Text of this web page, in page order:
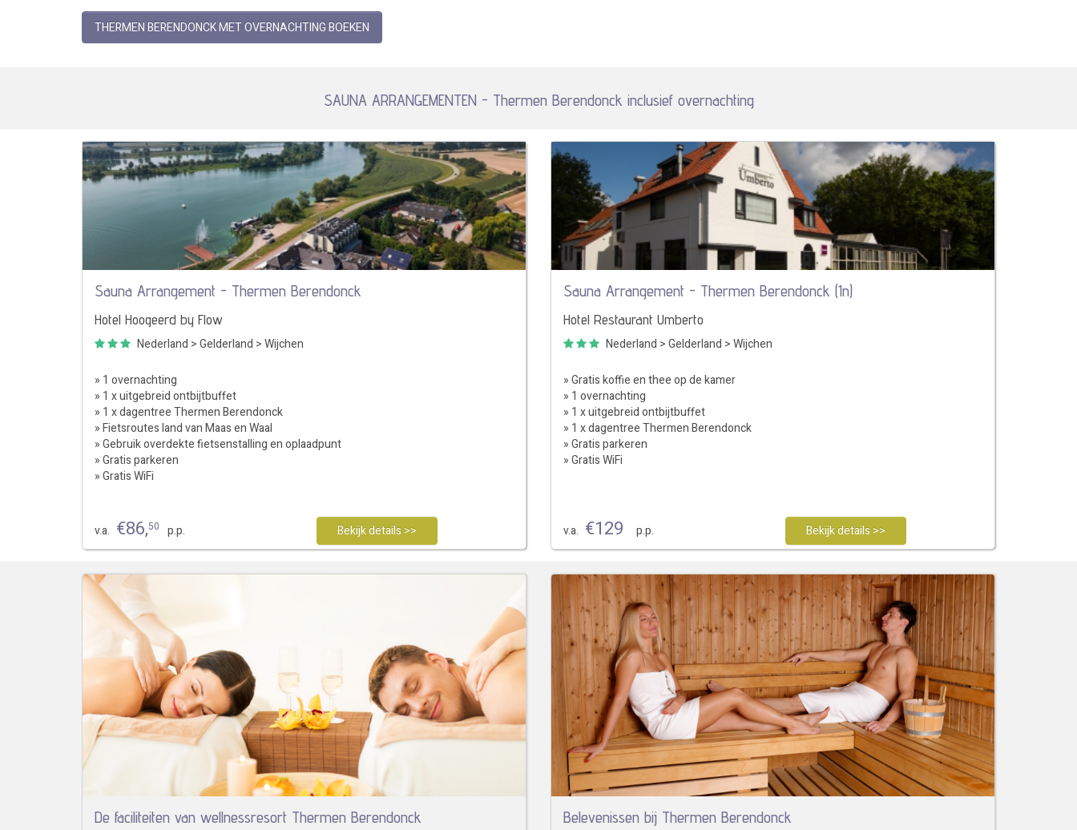
THERMEN BERENDONCK MET OVERNACHTING BOEKEN
SAUNA ARRANGEMENTEN - Thermen Berendonck inclusief overnachting
Sauna Arrangement - Thermen Berendonck
Hotel Hoogeerd by Flow
Nederland >Gelderland >Wijchen
» 1 overnachting
» 1 x uitgebreid ontbijtbuffet
» 1 x dagentree Thermen Berendonck
» Fietsroutes land van Maas en Waal
» Gebruik overdekte fietsenstalling en oplaadpunt
» Gratis parkeren
» Gratis WiFi
v.a. €86,50 p.p. Bekijk details >>
Sauna Arrangement - Thermen Berendonck (1n)
Hotel Restaurant Umberto
Nederland >Gelderland >Wijchen
» Gratis koffie en thee op de kamer
» 1 overnachting
» 1 x uitgebreid ontbijtbuffet
» 1 x dagentree Thermen Berendonck
» Gratis parkeren
» Gratis WiFi
v.a. €129 p.p. Bekijk details >>
De faciliteiten van wellnessresort Thermen Berendonck Belevenissen bij Thermen Berendonck